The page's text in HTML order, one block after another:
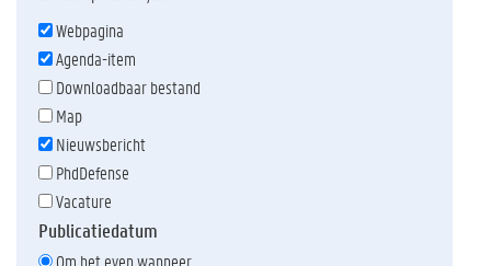
Webpagina
Agenda-item
Downloadbaar bestand
Map
Nieuwsbericht
PhdDefense
Vacature
Publicatiedatum
Om het even wanneer